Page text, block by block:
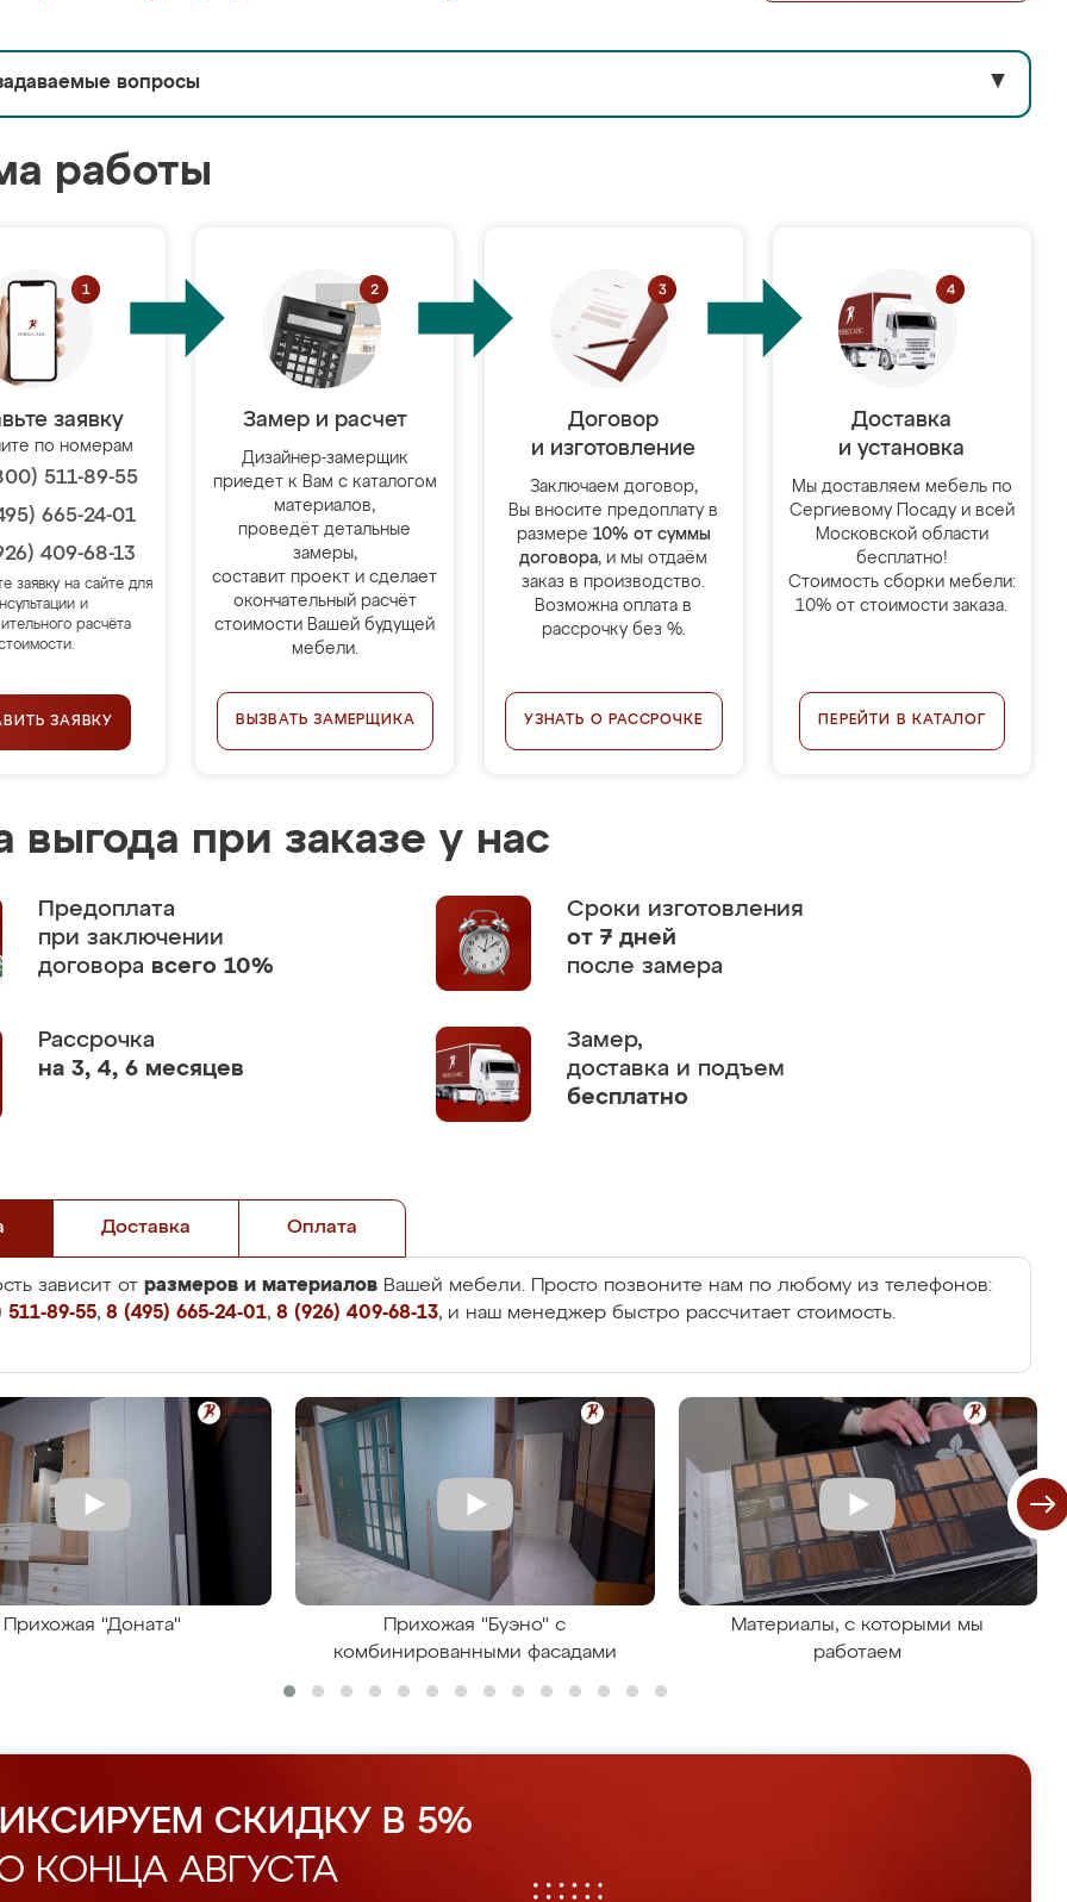
вопросы ▼
работы
заявку
по номерам
511-89-55
665-24-01
409-68-13
заявку на сайте для
и
расчёта
ЗАЯВКУ
Замер и расчет
Дизайнер-замерщик
приедет к Вам с каталогом
материалов,
проведёт детальные
замеры,
составит проект и сделает
окончательный расчёт
стоимости Вашей будущей
мебели.
ВЫЗВАТЬ ЗАМЕРЩИКА
Договор
и изготовление
Заключаем договор,
Вы вносите предоплату в
размере 10% от суммы
договора, и мы отдаём
заказ в производство.
Возможна оплата в
рассрочку без %.
УЗНАТЬ О РАССРОЧКЕ
Доставка
и установка
Мы доставляем мебель по
Сергиевому Посаду и всей
Московской области
бесплатно!
Стоимость сборки мебели:
10% от стоимости заказа.
ПЕРЕЙТИ В КАТАЛОГ
выгода при заказе у нас
Предоплата
при заключении
договора всего 10%
Сроки изготовления
от 7 дней
после замера
Рассрочка
на 3, 4, 6 месяцев
Замер,
доставка и подъем
бесплатно
Доставка Оплата
зависит от размеров и материалов Вашей мебели. Просто позвоните нам по любому из телефонов:
89-55, 8 (495) 665-24-01, 8 (926) 409-68-13, и наш менеджер быстро рассчитает стоимость.
Прихожая "Доната"
Прихожая "Буэно" с
комбинированными фасадами
Материалы, с которыми мы
работаем
СКИДКУ В 5%
КОНЦА АВГУСТА